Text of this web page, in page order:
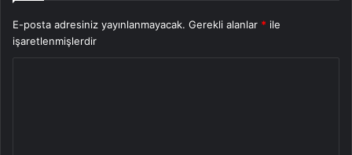
E-posta adresiniz yayınlanmayacak. Gerekli alanlar * ile
işaretlenmişlerdir